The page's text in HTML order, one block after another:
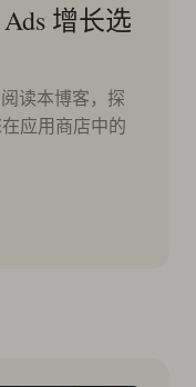
增长选
读本博客，探
应用商店中的